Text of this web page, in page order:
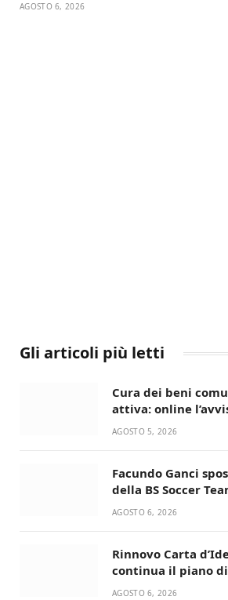
AGOSTO 6, 2026
Gli articoli più letti
Cura dei beni
attiva: online
condivisa della
AGOSTO 5, 2026
Facundo Ganci
della BS Soccer
ritorna in campo
AGOSTO 6, 2026
Rinnovo Carta
continua il piano
straordinarie del
AGOSTO 6, 2026